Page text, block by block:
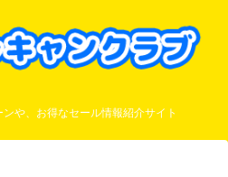
や、お得なセール情報紹介サイト